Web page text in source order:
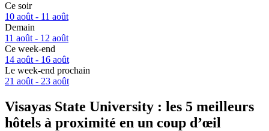
Ce soir
10 août - 11 août
Demain
11 août - 12 août
Ce week-end
14 août - 16 août
Le week-end prochain
21 août - 23 août
Visayas State University : les 5 meilleurs
hôtels à proximité en un coup d’œil